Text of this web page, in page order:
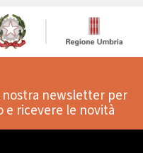
newsletter per
e ricevere le novità